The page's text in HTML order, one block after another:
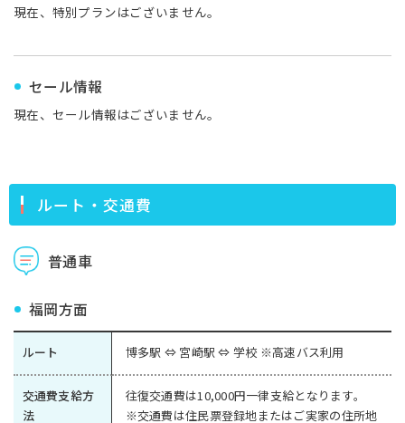
現在、特別プランはございません。
セール情報
現在、セール情報はございません。
ルート・交通費
普通車
福岡方面
ルート 博多駅 ⇔ 宮崎駅 ⇔ 学校 ※高速バス利用
交通費支給方
法
往復交通費は10,000円一律支給となります。
※交通費は住民票登録地またはご実家の住所地